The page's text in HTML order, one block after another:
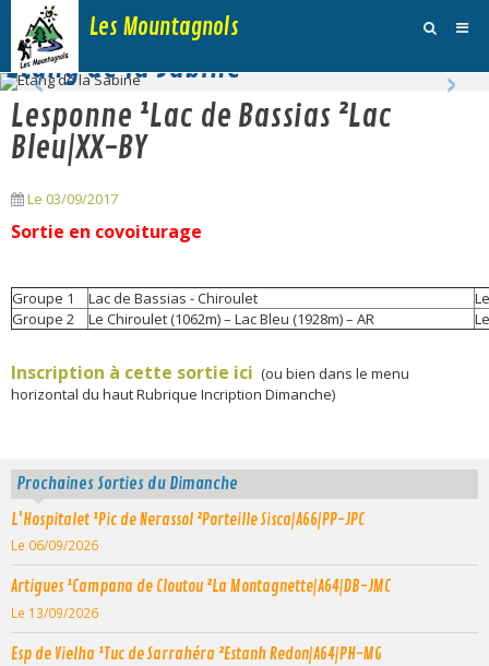
Les Mountagnols
Activités
Agenda
Adhésions et Club
Galerie Vidéos
Sites
Etang de la Sabine
‹ ›
Lesponne ¹Lac de Bassias ²Lac
Bleu|XX-BY
Le 03/09/2017
Sortie en covoiturage
Groupe 1 Lac de Bassias - Chiroulet
Groupe 2
Le Chiroulet (1062m) – Lac Bleu (1928m) – AR
Inscription à cette sortie ici (ou bien dans le menu
horizontal du haut Rubrique Incription Dimanche)
Prochaines Sorties du Dimanche
L'Hospitalet ¹Pic de Nerassol ²Porteille Sisca|A66|PP-JPC
Le 06/09/2026
Artigues ¹Campana de Cloutou ²La Montagnette|A64|DB-JMC
Le 13/09/2026
Esp de Vielha ¹Tuc de Sarrahéra ²Estanh Redon|A64|PH-MG